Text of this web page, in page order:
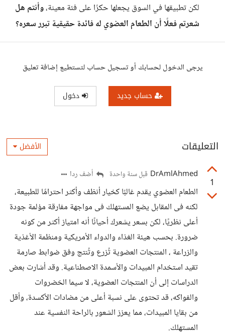
لكن تطبيقها في السوق يجعلها حكرًا على فئة معينة،وأنتم هل
شعرتم فعلًا أن الطعام العضوي له فائدة حقيقية تبرر سعره؟
يرجى الدخول لحسابك أو تسجيل حساب لتستطيع إضافة تعليق
حساب جديد دخول
التعليقات الأفضل
1
DrAmlAhmed قبل سنة واحدة أضف ردا
الطعام العضوي يقدم غالبًا كخيار أنظف وأكثر احترامًا للطبيعة،
لكنه فى المقابل يضع المستهلك فى مواجهة مفارقة مؤلمة جودة
أعلى نظريًا، لكن بسعر يشعرك أحيانًا أنه امتياز أكثر من كونه
ضرورة. بحسب هيئة الغذاء والدواء الأمريكية ومنظمة الأغذية
والزراعة ، المنتجات العضوية تُزرع وتُنتج وفق ضوابط صارمة
تقيد استخدام المبيدات والأسمدة الاصطناعية. وقد أشارت بعض
الدراسات إلى أن المنتجات العضوية، لا سيما الخضروات
والفواكه، قد تحتوى على نسبة أعلى من مضادات الأكسدة، وأقل
من بقايا المبيدات، مما يعزز الشعور بالراحة النفسية عند
المستهلك.